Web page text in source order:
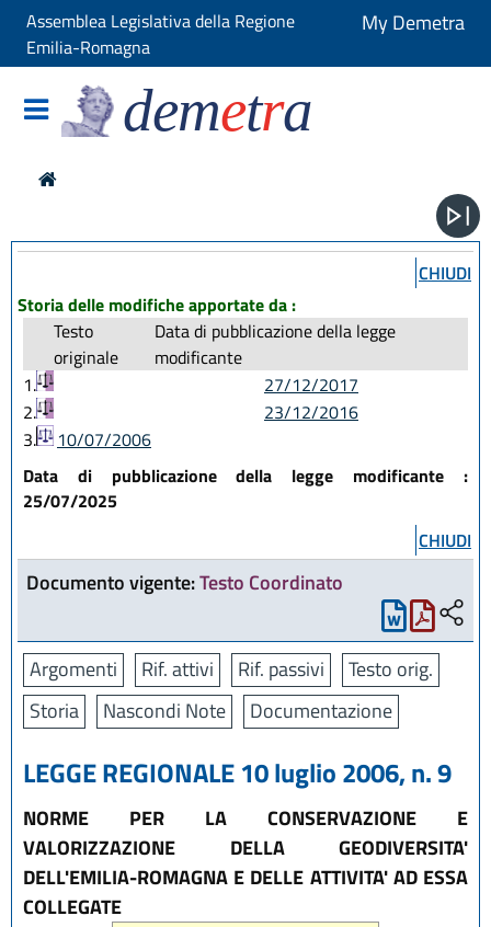
Assemblea Legislativa della Regione
Emilia-Romagna
My Demetra
demetra
CHIUDI
Storia delle modifiche apportate da :
Testo
originale
Data di pubblicazione della legge
modificante
1.
27/12/2017
2.
23/12/2016
3.
10/07/2006
Data di pubblicazione della legge modificante :
25/07/2025
CHIUDI
Documento vigente:Testo Coordinato
Argomenti Rif. attivi Rif. passivi
Testo orig.
Storia
Nascondi Note Documentazione
LEGGE REGIONALE 10 luglio 2006, n. 9
NORME PER LA CONSERVAZIONE E
VALORIZZAZIONE DELLA GEODIVERSITA'
DELL'EMILIA-ROMAGNA E DELLE ATTIVITA' AD ESSA
COLLEGATE